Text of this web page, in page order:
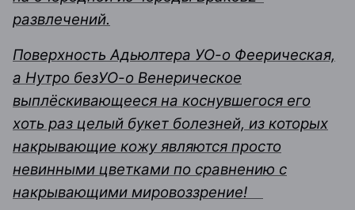
развлечений.
Поверхность Адьюлтера УО-о Феерическая,
а Нутро безУО-о Венерическое
выплёскивающееся на коснувшегося его
хоть раз целый букет болезней, из которых
накрывающие кожу являются просто
невинными цветками по сравнению с
накрывающими мировоззрение!